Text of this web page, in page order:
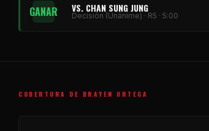
GANAR VS. CHAN SUNG JUNG
Decisión (Unánime) · R5 · 5:00
COBERTURA DE BRAYEN ORTEGA